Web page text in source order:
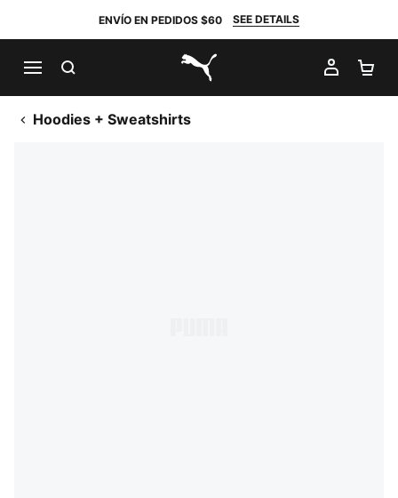
ENVÍO EN PEDIDOS $60 SEE DETAILS
PUMA.com
MI
Hoodies + Sweatshirts